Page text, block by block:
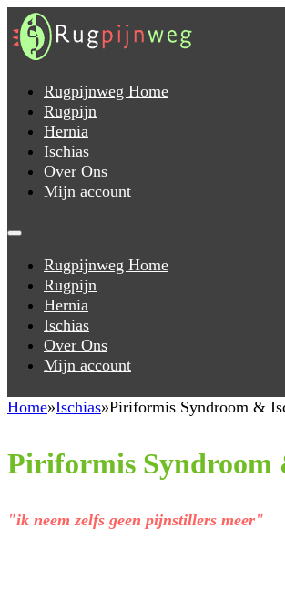
Rugpijnweg Home
Rugpijn
Hernia
Ischias
Over Ons
Mijn account
Rugpijnweg Home
Rugpijn
Hernia
Ischias
Over Ons
Mijn account
Home Ischias Piriformis Syndroom &
Piriformis Syndroom
"ik neem zelfs geen pijnstillers meer"